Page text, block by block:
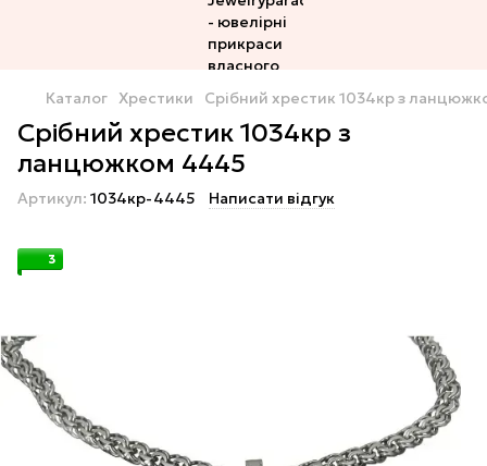
Каталог Хрестики Срібний хрестик 1034кр з
Срібний хрестик 1034кр з
ланцюжком 4445
Артикул: 1034кр-4445 Написати відгук
3